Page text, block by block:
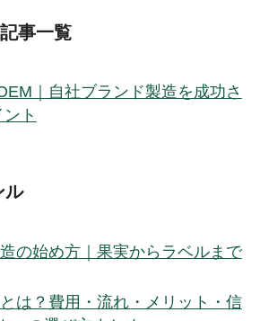
事一覧
｜自社ブランド製造を成功さ
ト
ル
の始め方｜果実からラベルまで
は？費用・流れ・メリット・信